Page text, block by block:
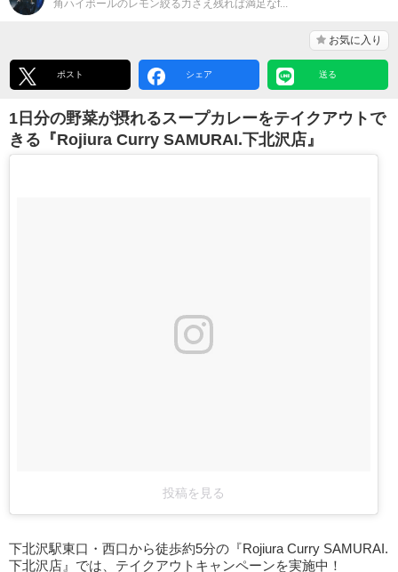
角ハイボールのレモン絞る力さえ残れば満足なf...
お気に入り
ポスト シェア 送る
1日分の野菜が摂れるスープカレーをテイクアウトで
きる『Rojiura Curry SAMURAI.下北沢店』
投稿を見る
下北沢駅東口・西口から徒歩約5分の『Rojiura Curry SAMURAI.
下北沢店』では、テイクアウトキャンペーンを実施中！